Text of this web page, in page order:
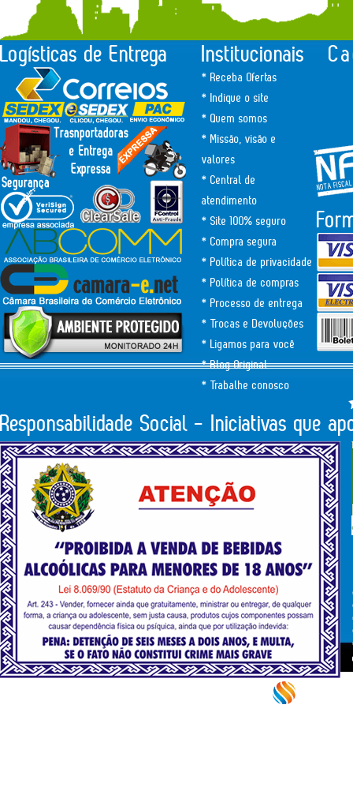
Logísticas de Entrega Institucionais
* Receba Ofertas
* Indique o site
* Quem somos
* Missão, visão e
valores
* Central de
atendimento
* Site 100% seguro
* Compra segura
* Política de privacidade
* Política de compras
* Processo de entrega
* Trocas e Devoluções
* Ligamos para você
* Blog Original
* Trabalhe conosco
Responsabilidade Social - Iniciativas que